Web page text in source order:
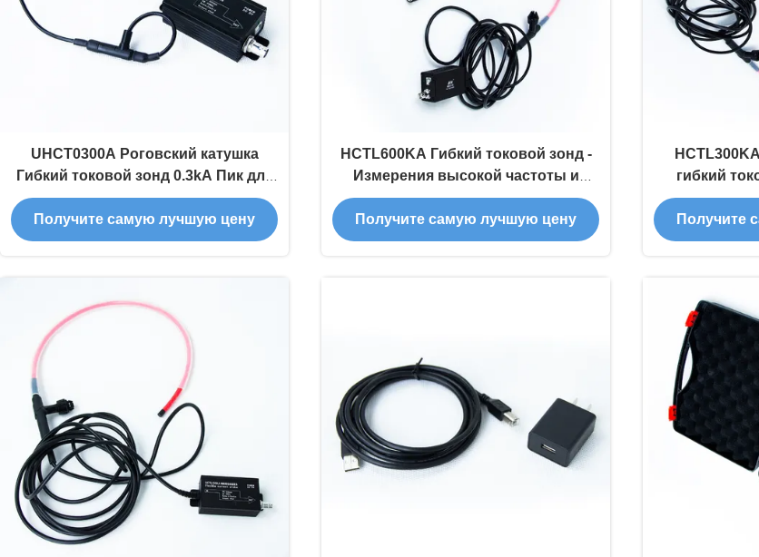
UHCT0300A Роговский катушка
Гибкий токовой зонд 0.3kA Пик для
обнаружения молниеносного тока
Получите самую лучшую цену
HCTL600KA Гибкий токовой зонд -
Измерения высокой частоты и
большого тока для чрезвычайно
крупных электростанций
Получите самую лучшую цену
гибкий
Получите